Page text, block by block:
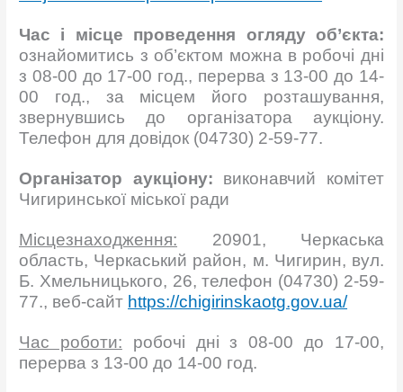
Час і місце проведення огляду об’єкта:
ознайомитись з об’єктом можна в робочі дні
з 08-00 до 17-00 год., перерва з 13-00 до 14-
00 год., за місцем його розташування,
звернувшись до організатора аукціону.
Телефон для довідок (04730) 2-59-77.
Організатор аукціону: виконавчий комітет
Чигиринської міської ради
Місцезнаходження: 20901, Черкаська
область, Черкаський район, м. Чигирин, вул.
Б. Хмельницького, 26, телефон (04730) 2-59-
77., веб-сайт https://chigirinskaotg.gov.ua/
Час роботи: робочі дні з 08-00 до 17-00,
перерва з 13-00 до 14-00 год.